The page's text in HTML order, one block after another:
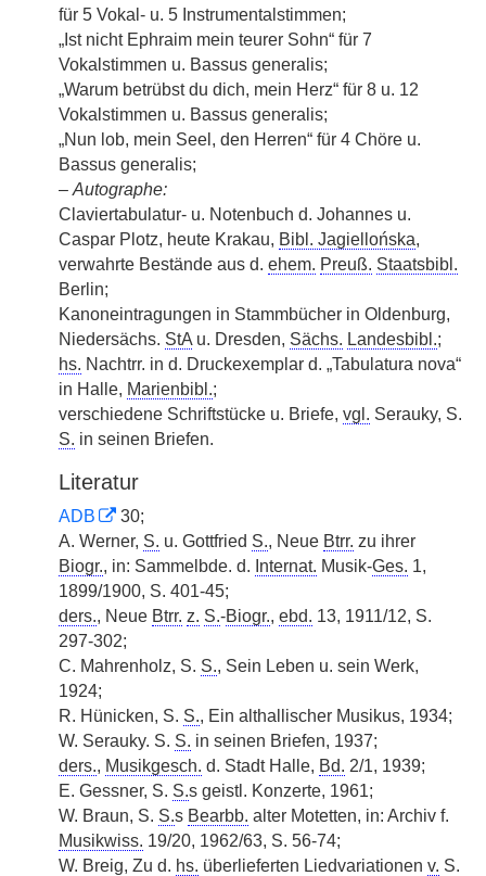
für 5 Vokal- u. 5 Instrumentalstimmen;
„Ist nicht Ephraim mein teurer Sohn“ für 7
Vokalstimmen u. Bassus generalis;
„Warum betrübst du dich, mein Herz“ für 8 u. 12
Vokalstimmen u. Bassus generalis;
„Nun lob, mein Seel, den Herren“ für 4 Chöre u.
Bassus generalis;
– Autographe:
Claviertabulatur- u. Notenbuch d. Johannes u.
Caspar Plotz, heute Krakau, Bibl. Jagiellońska,
verwahrte Bestände aus d. ehem. Preuß. Staatsbibl.
Berlin;
Kanoneintragungen in Stammbücher in Oldenburg,
Niedersächs. StA u. Dresden, Sächs. Landesbibl.;
hs. Nachtrr. in d. Druckexemplar d. „Tabulatura nova“
in Halle, Marienbibl.;
verschiedene Schriftstücke u. Briefe, vgl. Serauky, S.
S. in seinen Briefen.
Literatur
ADB
30;
A. Werner, S. u. Gottfried S., Neue Btrr. zu ihrer
Biogr., in: Sammelbde. d. Internat. Musik-Ges. 1,
1899/1900, S. 401-45;
ders., Neue Btrr. z. S.-Biogr., ebd. 13, 1911/12, S.
297-302;
C. Mahrenholz, S. S., Sein Leben u. sein Werk,
1924;
R. Hünicken, S. S., Ein althallischer Musikus, 1934;
W. Serauky. S. S. in seinen Briefen, 1937;
ders., Musikgesch. d. Stadt Halle, Bd. 2/1, 1939;
E. Gessner, S. S.s geistl. Konzerte, 1961;
W. Braun, S. S.s Bearbb. alter Motetten, in: Archiv f.
Musikwiss. 19/20, 1962/63, S. 56-74;
W. Breig, Zu d. hs. überlieferten Liedvariationen v. S.